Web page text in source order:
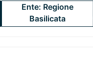
Ente: Regione
Basilicata